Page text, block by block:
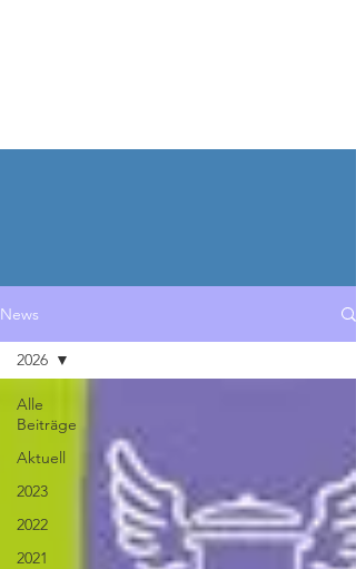
Aktuelle News
News
Alle
Beiträge
Aktuell
2023
2022
2021
2026